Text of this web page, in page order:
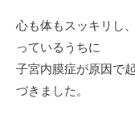
心も体もスッキリし
っているうちに
子宮内膜症が原因で
づきました。